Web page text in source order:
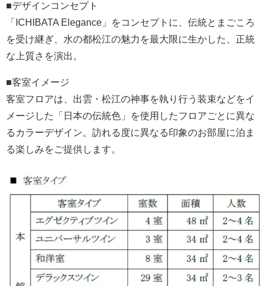
■デザインコンセプト
「ICHIBATA Elegance」をコンセプトに、伝統とまごころ
を受け継ぎ、水の都松江の魅力を最大限に生かした、正統
な上質さを演出。
■客室イメージ
客室フロアは、出雲・松江の神事を執り行う装束などをイ
メージした「日本の伝統色」を使用したフロアごとに異な
るカラーデザイン。訪れる度に異なる印象のお部屋に泊ま
る楽しみをご提供します。